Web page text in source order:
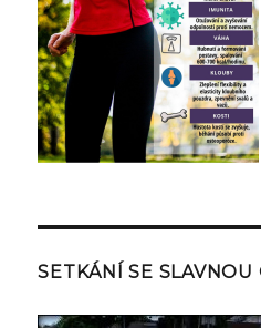
SETKÁNÍ SE SLAVNOU